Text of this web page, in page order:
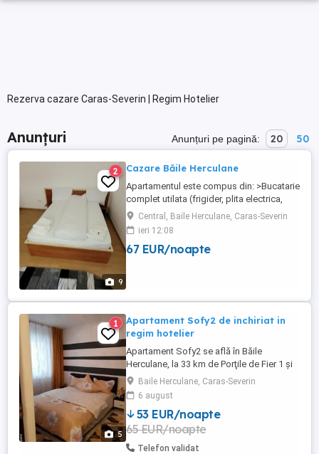
Rezerva cazare Caras-Severin | Regim Hotelier
Anunțuri Anunțuri pe pagină: 20 50
9
2 Cazare Băile Herculane
Apartamentul este compus din: >Bucatarie
complet utilata (frigider, plita electrica,
cuptor cu microunde, tacamuri si vesela),
>Doua dormitoare (pat matrimonial,smart
tv,wi-fi,aer-conditionat) >Baie >Capacitate
maxima de cazare:4 persoane!! >Apa
Central, Baile Herculane, Caras-Severin
ieri 12:08
67 EUR/noapte
5
1
Apartament Sofy2 de inchiriat in
regim hotelier
Apartament Sofy2 se află în Băile
Herculane, la 33 km de Porţile de Fier 1 și
la 38 km de Rock Sculpture of Decebalus,
și pune la dispoziție cazare cu aer
condiționat, Wifi gratuit și balcon.
Proprietatea include vedere la munte și la
râu. Acest apartament oferă oaspeților 2
dormitoare, 1 baie, lenjerie ...
Baile Herculane, Caras-Severin
6 august
53 EUR/noapte
65 EUR/noapte
Telefon validat